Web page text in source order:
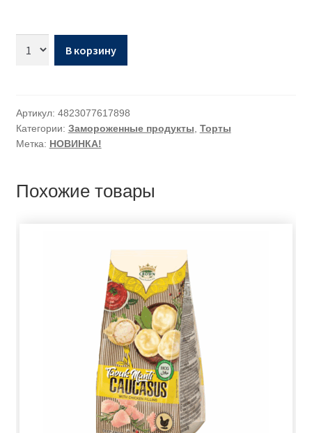
В корзину
Артикул: 4823077617898
Категории: Замороженные продукты Торты
Метка: НОВИНКА!
Похожие товары